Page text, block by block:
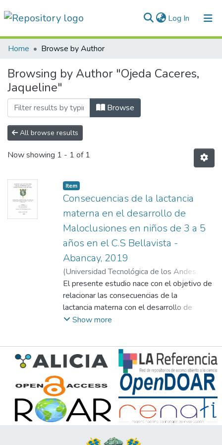
Log In (current)
Communities & Collections
All of DSpace
Normativas
Home Browse by Author
Browsing by Author "Ojeda Caceres,
Jaqueline"
Browse
All browse results
Now showing 1 - 1 of 1
Item
Consecuencias de la lactancia
materna en el desarrollo de
Maloclusiones en niños de 3 a 5
años en el C.S Bellavista -
Abancay, 2019
(Universidad Tecnológica de los Andes
2020)Ojeda Caceres, Jaqueline;Huaylla
Prada, Marleni;Chavez Sanchez, Elizabeth
El presente estudio nace con el objetivo de
relacionar las consecuencias de la
lactancia materna con el desarrollo de
maloclusiones en niños de 3-5 años de
observacional, descriptivo, de corte
transversal y de nivel correlacional. La
muestra se conformó por 90 infantes de 3-
5 años de edad. Los resultados
evidenciaron que los tipos de lactancia
materna se divide en tres casos de los
cuales se observó 53.3%(64) con lactancia
materna, 32.5%(39) con lactancia mixta y
Show more